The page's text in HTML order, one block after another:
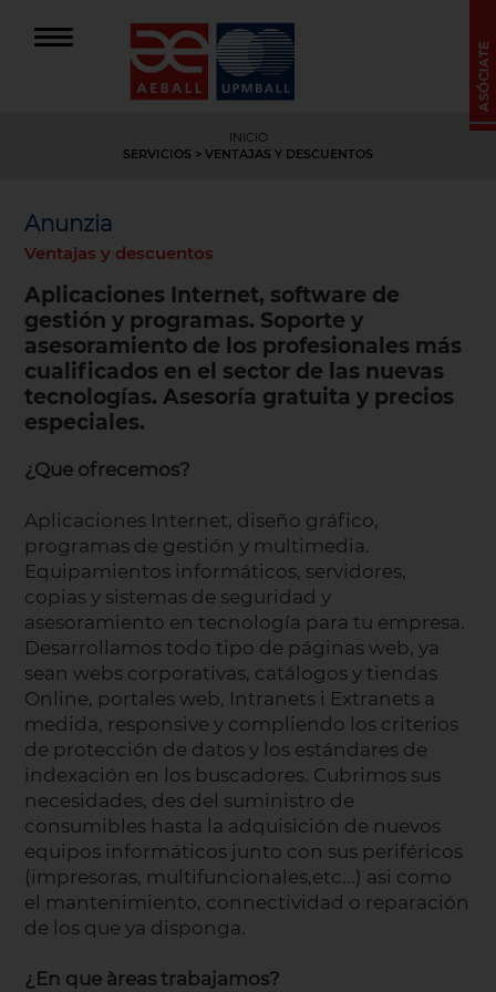
INICIO
SERVICIOS > VENTAJAS Y DESCUENTOS
Anunzia
Ventajas y descuentos
Aplicaciones Internet, software de
gestión y programas. Soporte y
asesoramiento de los profesionales más
cualificados en el sector de las nuevas
tecnologías. Asesoría gratuita y precios
especiales.
¿Que ofrecemos?
Aplicaciones Internet, diseño gráfico,
programas de gestión y multimedia.
Equipamientos informáticos, servidores,
copias y sistemas de seguridad y
asesoramiento en tecnología para tu empresa.
Desarrollamos todo tipo de páginas web, ya
sean webs corporativas, catálogos y tiendas
Online, portales web, Intranets i Extranets a
medida, responsive y compliendo los criterios
de protección de datos y los estándares de
indexación en los buscadores. Cubrimos sus
necesidades, des del suministro de
consumibles hasta la adquisición de nuevos
equipos informáticos junto con sus periféricos
(impresoras, multifuncionales,etc...) asi como
el mantenimiento, connectividad o reparación
de los que ya disponga.
¿En que àreas trabajamos?